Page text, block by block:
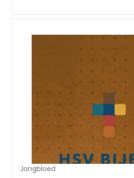
Gebonden in een flexibel
Jongbloed